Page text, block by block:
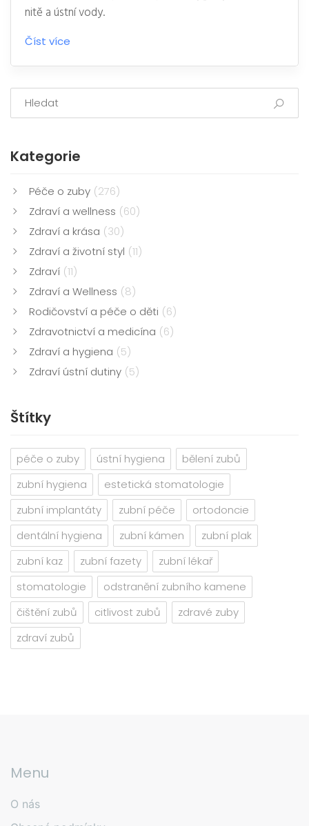
nitě a ústní vody.
Číst více
Kategorie
Péče o zuby (276)
Zdraví a wellness (60)
Zdraví a krása (30)
Zdraví a životní styl (11)
Zdraví (11)
Zdraví a Wellness (8)
Rodičovství a péče o děti (6)
Zdravotnictví a medicína (6)
Zdraví a hygiena (5)
Zdraví ústní dutiny (5)
Štítky
péče o zuby ústní hygiena
bělení zubů
zubní hygiena
estetická stomatologie
zubní implantáty
zubní péče
ortodoncie
dentální hygiena
zubní kámen
zubní plak
zubní kaz
zubní fazety
zubní lékař
stomatologie
odstranění zubního kamene
čištění zubů
citlivost zubů
zdravé zuby
zdraví zubů
Menu
O nás